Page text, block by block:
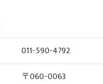
011-590-4792
〒060-0063